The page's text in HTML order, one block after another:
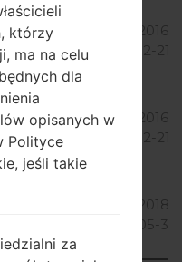
Ice
MiB
2016-
12-21
Ice
265.22
MiB
2016-
12-21
2018-
05-31
którzy
ma na celu
dla
opisanych w
Polityce
jeśli takie
za